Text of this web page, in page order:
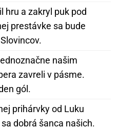
hru a zakryl puk pod
prestávke sa bude
našim
zavreli v pásme.
gól.
prihárvky od Luku
dobrá šanca našich.